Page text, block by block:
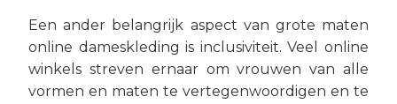
Een ander belangrijk aspect van grote maten
online dameskleding is inclusiviteit. Veel online
winkels streven ernaar om vrouwen van alle
vormen en maten te vertegenwoordigen en te